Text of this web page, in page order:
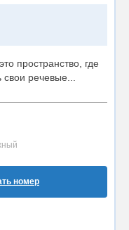
пространство, где
речевые...
номер